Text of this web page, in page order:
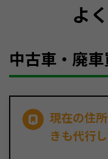
よ
中古車・廃
現在の住
きも代行